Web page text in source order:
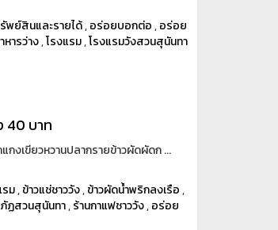
พย์สินและรายได้,อร่อยบอกต่อ,อร่อย
หารว่าง,โรงแรม,โรงแรมวังสวนสุนันทา
40 บาท
กงเขียวหวานปลากรายข้าวผัดผัดก ...
รม,ข้าวแช่ชาววัง,ข้าวผัดน้ำพริกลงเรือ,
ฏสวนสุนันทา,ร้านกาแฟชาววัง,อร่อย